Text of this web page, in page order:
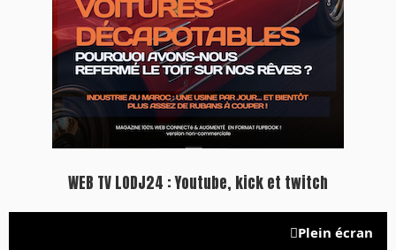
WEB TV LODJ24 : Youtube, kick et twitch
Plein écran